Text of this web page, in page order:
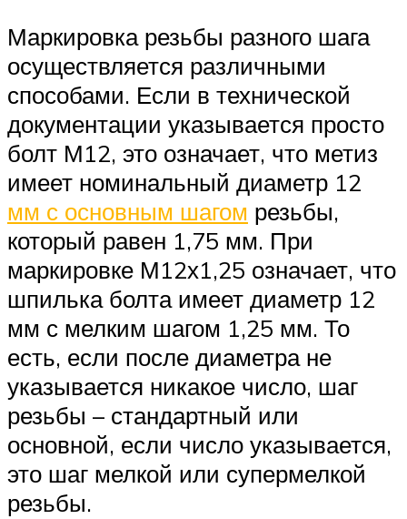
Маркировка резьбы разного шага
осуществляется различными
способами. Если в технической
документации указывается просто
болт М12, это означает, что метиз
имеет номинальный диаметр 12
мм с основным шагом резьбы,
который равен 1,75 мм. При
маркировке М12х1,25 означает, что
шпилька болта имеет диаметр 12
мм с мелким шагом 1,25 мм. То
есть, если после диаметра не
указывается никакое число, шаг
резьбы – стандартный или
основной, если число указывается,
это шаг мелкой или супермелкой
резьбы.